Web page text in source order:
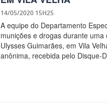
14/05/2020 15H25
A equipe do Departamento
munições e drogas durante
Ulysses Guimarães, em Vila
anônima, recebida pelo Disque-